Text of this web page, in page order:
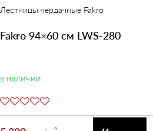
Лестницы чердачные Fakro
Fakro 94×60 см LWS-280
в наличии